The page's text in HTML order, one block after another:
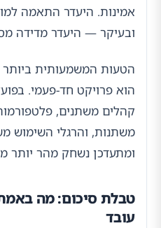
אמינות. היעדר התאמה
ובעיקר — היעדר מדידה
הטעות המשמעותית
הוא פרויקט חד-פעמי.
קהלים משתנים,
משתנות, והרגלי השימוש
ומתעדכן נשחק מהר יותר
טבלת סיכום: מה
עובד